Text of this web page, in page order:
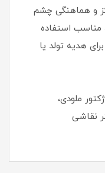
و هماهنگی چشم
استفاده
هدیه تولد یا
ملودی،
نقاشی